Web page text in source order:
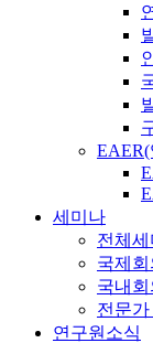
세미나
전체
국제회
국내회
전문가
연구원소식